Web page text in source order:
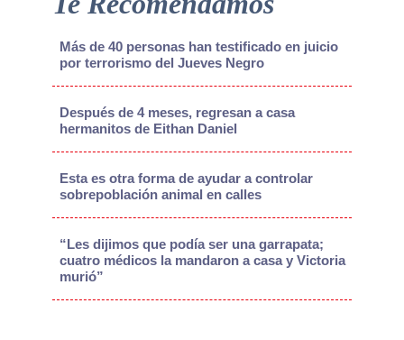
Más de 40 personas han testificado en juicio
por terrorismo del Jueves Negro
Después de 4 meses, regresan a casa
hermanitos de Eithan Daniel
Esta es otra forma de ayudar a controlar
sobrepoblación animal en calles
“Les dijimos que podía ser una garrapata;
cuatro médicos la mandaron a casa y Victoria
murió”